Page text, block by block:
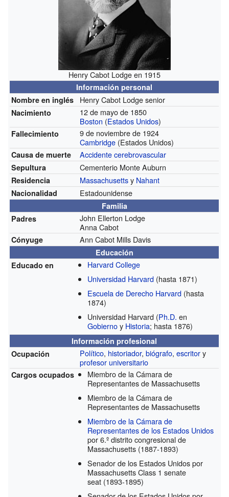
Henry Cabot Lodge en 1915
Información personal
Nombre en inglés
Henry Cabot Lodge senior
Nacimiento
12 de mayo de 1850
Boston (Estados Unidos)
Fallecimiento
9 de noviembre de 1924
Cambridge (Estados Unidos)
Causa de muerte Accidente cerebrovascular
Sepultura Cementerio Monte Auburn
Residencia Massachusettsy Nahant
Nacionalidad Estadounidense
Familia
Padres
John Ellerton Lodge
Anna Cabot
Cónyuge Ann Cabot Mills Davis
Educación
Educado en
Harvard College
Universidad Harvard (hasta 1871)
Escuela de Derecho Harvard (hasta
1874)
Universidad Harvard (Ph.D. en
Gobiernoy Historia; hasta 1876)
Información profesional
Ocupación
Político, historiador,biógrafo,escritory
profesor universitario
Cargos ocupados
Miembro de la Cámara de
Representantes de Massachusetts
Miembro de la Cámara de
Representantes de Massachusetts
Miembro de la Cámara de
Representantes de los Estados Unidos
por 6.º distrito congresional de
Massachusetts (1887-1893)
Senador de los Estados Unidos por
Massachusetts Class 1 senate
seat (1893-1895)